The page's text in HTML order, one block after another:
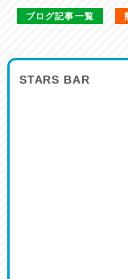
ブログ記事一覧
STARS BAR